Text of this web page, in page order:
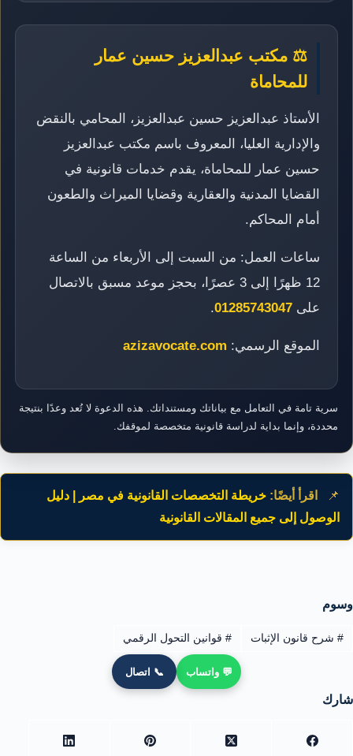
⚖️ مكتب عبدالعزيز حسين عمار
للمحاماة
الأستاذ عبدالعزيز حسين عبدالعزيز، المحامي بالنقض
والإدارية العليا، المعروف باسم مكتب عبدالعزيز
حسين عمار للمحاماة، يقدم خدمات قانونية في
القضايا المدنية والعقارية وقضايا الميراث والطعون
أمام المحاكم.
ساعات العمل: من السبت إلى الأربعاء من الساعة
12 ظهرًا إلى 3 عصرًا، بحجز موعد مسبق بالاتصال
على 01285743047
.
الموقع الرسمي: azizavocate.com
سرية تامة في التعامل مع بياناتك ومستنداتك. هذه الدعوة لا تُعد وعدًا بنتيجة
محددة، وإنما بداية لدراسة قانونية متخصصة لموقفك.
📌 اقرأ أيضًا: خريطة التخصصات القانونية في مصر | دليل
الوصول إلى جميع المقالات القانونية
وسوم
#شرح قانون الإثبات #قوانين التحول الرقمي
شارك
💬 واتساب 📞 اتصال